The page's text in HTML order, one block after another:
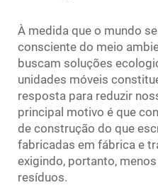
À medida que o mundo
consciente do meio
buscam soluções
unidades móveis
resposta para reduzir
principal motivo é que
de construção do que
fabricadas em fábrica e
exigindo, portanto,
resíduos.